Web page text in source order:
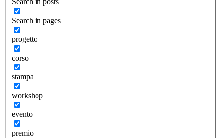
Search in posts
Search in pages
progetto
corso
stampa
workshop
evento
premio